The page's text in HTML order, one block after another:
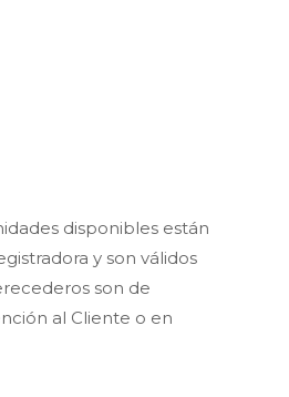
disponibles están
y son válidos
son de
al Cliente o en